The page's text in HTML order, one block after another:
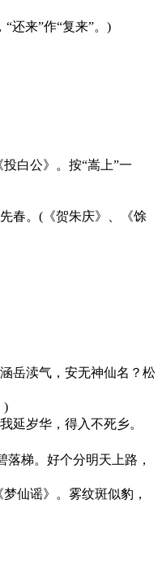
“还来”作“复来”。)
白公》。按“嵩上”一
春。(《贺朱庆》、《馀
岳渎气，安无神仙名？松
)
延岁华，得入不死乡。
梯。好个分明天上路，
仙谣》。雾纹斑似豹，